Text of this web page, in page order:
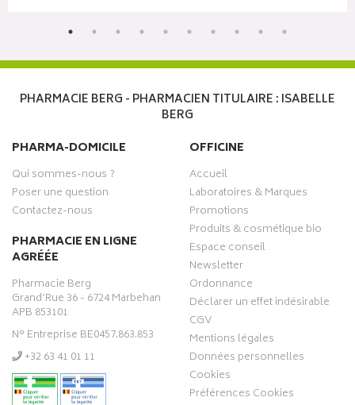
PHARMACIE BERG - PHARMACIEN TITULAIRE : ISABELLE
BERG
PHARMA-DOMICILE
Qui sommes-nous ?
Poser une question
Contactez-nous
PHARMACIE EN LIGNE
AGRÉÉE
Pharmacie Berg
Grand’Rue 36 - 6724 Marbehan
APB 853101
N° Entreprise BE0457.863.853
‭+32 63 41 01 11‬
OFFICINE
Accueil
Laboratoires & Marques
Promotions
Produits & cosmétique bio
Espace conseil
Newsletter
Ordonnance
Déclarer un effet indésirable
CGV
Mentions légales
Données personnelles
Cookies
Préférences Cookies